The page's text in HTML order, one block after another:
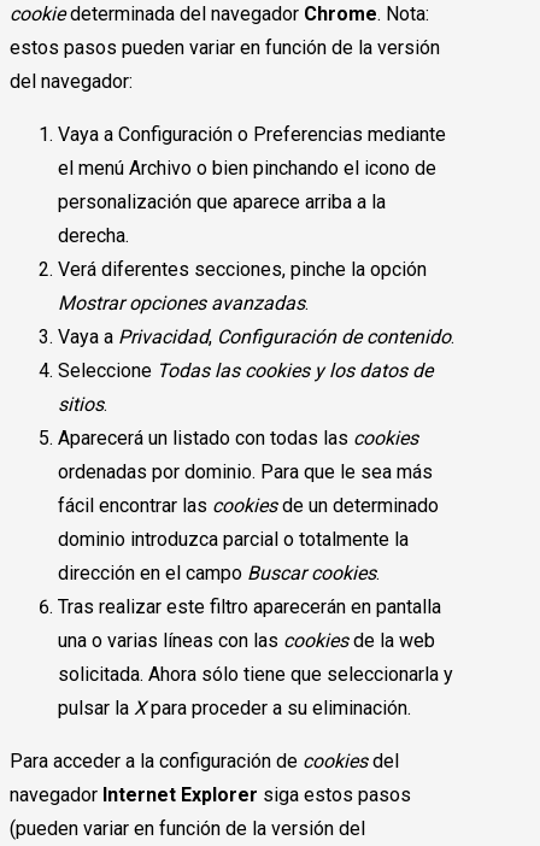
cookiedeterminada del navegador Chrome. Nota:
estos pasos pueden variar en función de la versión
del navegador:
Vaya a Configuración o Preferencias mediante
el menú Archivo o bien pinchando el icono de
personalización que aparece arriba a la
derecha.
Verá diferentes secciones, pinche la opción
Mostrar opciones avanzadas.
Vaya a Privacidad, Configuración de contenido.
Seleccione Todas las cookiesy los datos de
sitios.
Aparecerá un listado con todas las cookies
ordenadas por dominio. Para que le sea más
fácil encontrar las cookiesde un determinado
dominio introduzca parcial o totalmente la
dirección en el campo Buscar cookies.
Tras realizar este filtro aparecerán en pantalla
una o varias líneas con las cookiesde la web
solicitada. Ahora sólo tiene que seleccionarla y
pulsar la Xpara proceder a su eliminación.
Para acceder a la configuración de cookiesdel
navegador Internet Explorer siga estos pasos
(pueden variar en función de la versión del